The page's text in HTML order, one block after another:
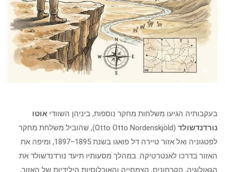
בעקבותיה הגיעו משלחות מחקר נוספות, ביניהן השוודי אוטו
נורדנדשולד
(Otto Otto Nordenskjöld), שהוביל משלחת מחקר
לפטגוניה ואל אזור טיירה דל פואגו בשנת 1895–1897, ומיפה את
האזור בדרכו לאנטרטיקה. במהלך מסעותיו תיעד נורדנדשולד את
הגאולוגיה, הקרחונים, הצמחייה והאוכלוסיות הילידיות של האזור,